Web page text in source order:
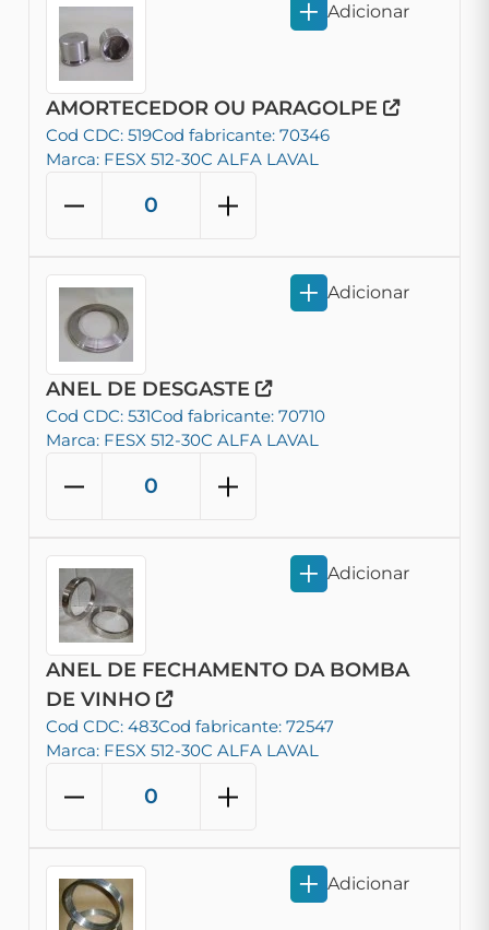
AMORTECEDOR OU PARAGOLPE
Cod CDC: 519Cod fabricante: 70346
Marca: FESX 512-30C ALFA LAVAL
Adicionar
ANEL DE DESGASTE
Cod CDC: 531Cod fabricante: 70710
Marca: FESX 512-30C ALFA LAVAL
Adicionar
ANEL DE FECHAMENTO DA BOMBA
DE VINHO
Cod CDC: 483Cod fabricante: 72547
Marca: FESX 512-30C ALFA LAVAL
Adicionar
Adicionar